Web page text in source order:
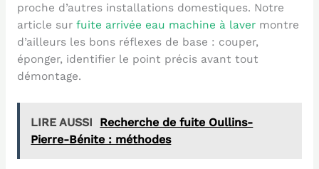
proche d’autres installations domestiques. Notre
article sur fuite arrivée eau machine à lavermontre
d’ailleurs les bons réflexes de base : couper,
éponger, identifier le point précis avant tout
démontage.
LIRE AUSSI
Recherche de fuite Oullins-
Pierre-Bénite : méthodes